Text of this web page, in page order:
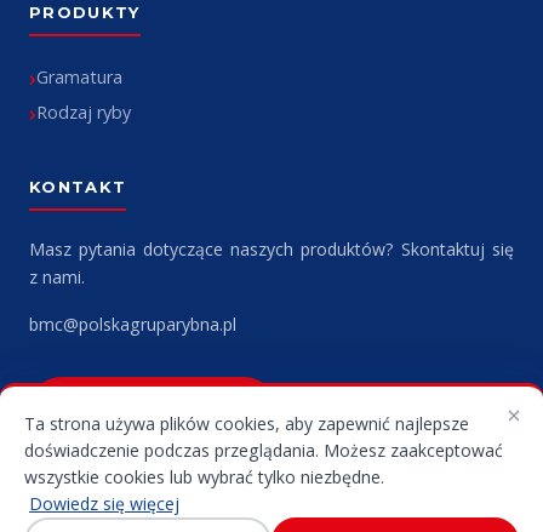
PRODUKTY
Gramatura
Rodzaj ryby
KONTAKT
Masz pytania dotyczące naszych produktów? Skontaktuj się
z nami.
bmc@polskagruparybna.pl
Ta strona używa plików cookies, aby zapewnić najlepsze
doświadczenie podczas przeglądania. Możesz zaakceptować
wszystkie cookies lub wybrać tylko niezbędne.
Dowiedz się więcej